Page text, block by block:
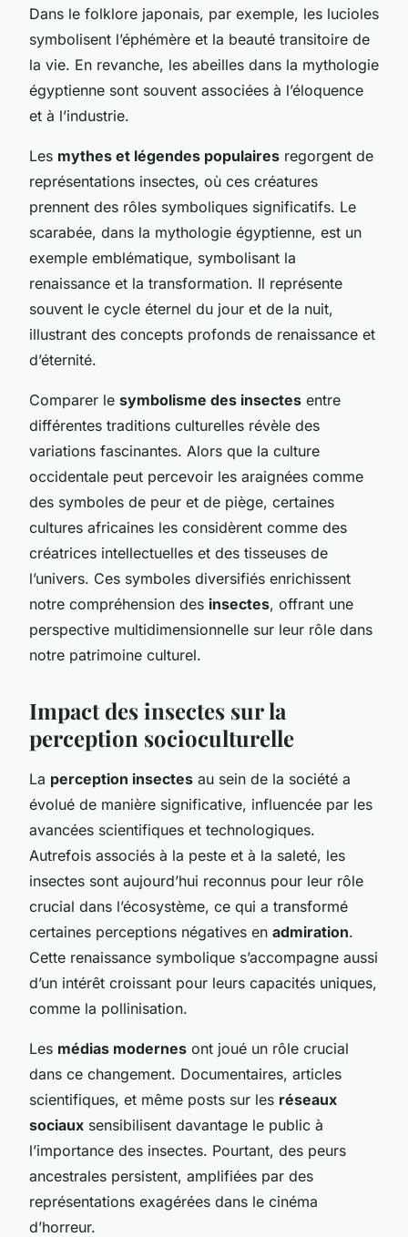
Dans le folklore japonais, par exemple, les lucioles
symbolisent l’éphémère et la beauté transitoire de
la vie. En revanche, les abeilles dans la mythologie
égyptienne sont souvent associées à l’éloquence
et à l’industrie.
Les mythes et légendes populaires regorgent de
représentations insectes, où ces créatures
prennent des rôles symboliques significatifs. Le
scarabée, dans la mythologie égyptienne, est un
exemple emblématique, symbolisant la
renaissance et la transformation. Il représente
souvent le cycle éternel du jour et de la nuit,
illustrant des concepts profonds de renaissance et
d’éternité.
Comparer le symbolisme des insectes entre
différentes traditions culturelles révèle des
variations fascinantes. Alors que la culture
occidentale peut percevoir les araignées comme
des symboles de peur et de piège, certaines
cultures africaines les considèrent comme des
créatrices intellectuelles et des tisseuses de
l’univers. Ces symboles diversifiés enrichissent
notre compréhension des insectes, offrant une
perspective multidimensionnelle sur leur rôle dans
notre patrimoine culturel.
Impact des insectes sur la
perception socioculturelle
La perception insectes au sein de la société a
évolué de manière significative, influencée par les
avancées scientifiques et technologiques.
Autrefois associés à la peste et à la saleté, les
insectes sont aujourd’hui reconnus pour leur rôle
crucial dans l’écosystème, ce qui a transformé
certaines perceptions négatives en admiration.
Cette renaissance symbolique s’accompagne aussi
d’un intérêt croissant pour leurs capacités uniques,
comme la pollinisation.
Les médias modernes ont joué un rôle crucial
dans ce changement. Documentaires, articles
scientifiques, et même posts sur les réseaux
sociaux sensibilisent davantage le public à
l’importance des insectes. Pourtant, des peurs
ancestrales persistent, amplifiées par des
représentations exagérées dans le cinéma
d’horreur.